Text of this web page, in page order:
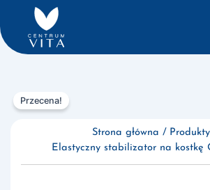
Strona główna
Produkty
Elastyczny stabilizator na kostkę
Przecena!